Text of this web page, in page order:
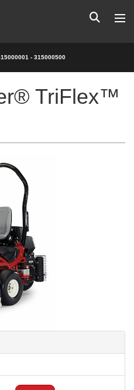
- 315000500
TriFlex™